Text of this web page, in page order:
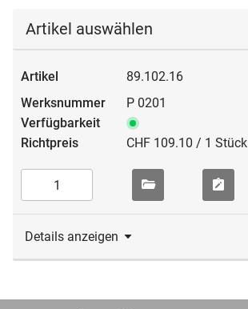
Artikel auswählen
89.102.16
P 0201
CHF 109.10 / 1 Stück
Details anzeigen